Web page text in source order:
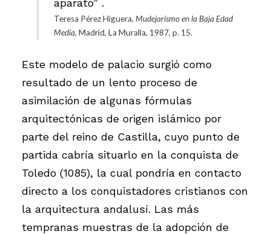
aparato” .
Teresa Pérez Higuera,Mudejarismo en la Baja Edad
Media, Madrid, La Muralla, 1987, p. 15.
Este modelo de palacio surgió como
resultado de un lento proceso de
asimilación de algunas fórmulas
arquitectónicas de origen islámico por
parte del reino de Castilla, cuyo punto de
partida cabría situarlo en la conquista de
Toledo (1085), la cual pondría en contacto
directo a los conquistadores cristianos con
la arquitectura andalusí. Las más
tempranas muestras de la adopción de